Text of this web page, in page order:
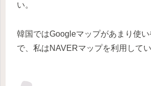
い。
韓国ではGoogleマップがあまり使
で、私はNAVERマップを利用してい